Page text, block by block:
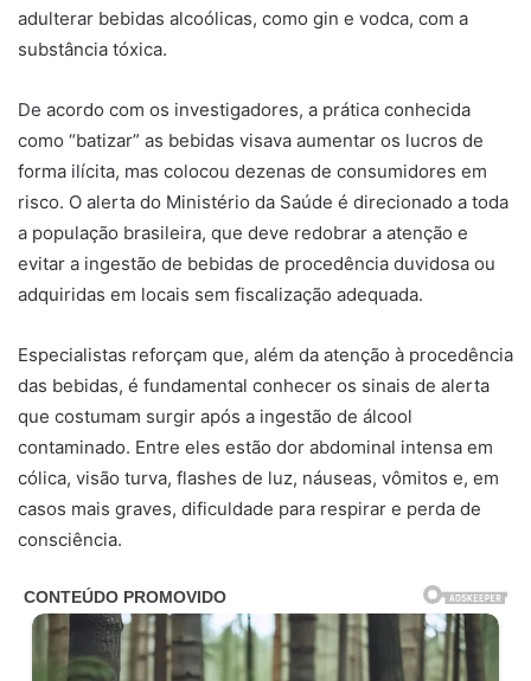
adulterar bebidas alcoólicas, como gin e vodca, com a
substância tóxica.
De acordo com os investigadores, a prática conhecida
como “batizar” as bebidas visava aumentar os lucros de
forma ilícita, mas colocou dezenas de consumidores em
risco. O alerta do Ministério da Saúde é direcionado a toda
a população brasileira, que deve redobrar a atenção e
evitar a ingestão de bebidas de procedência duvidosa ou
adquiridas em locais sem fiscalização adequada.
Especialistas reforçam que, além da atenção à procedência
das bebidas, é fundamental conhecer os sinais de alerta
que costumam surgir após a ingestão de álcool
contaminado. Entre eles estão dor abdominal intensa em
cólica, visão turva, flashes de luz, náuseas, vômitos e, em
casos mais graves, dificuldade para respirar e perda de
consciência.